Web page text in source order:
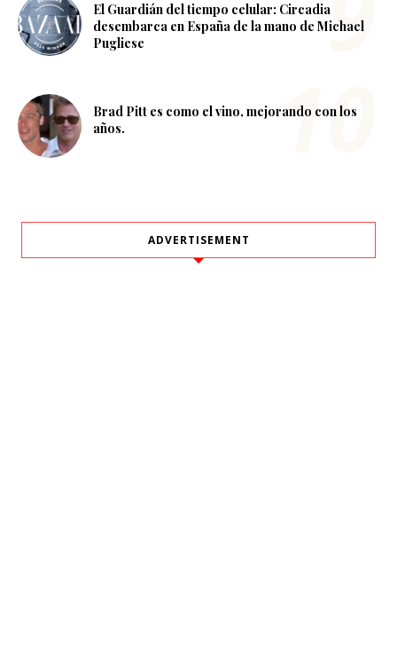
El Guardián del tiempo celular: Circadia
desembarca en España de la mano de Michael
Pugliese
Brad Pitt es como el vino, mejorando con los
años.
ADVERTISEMENT